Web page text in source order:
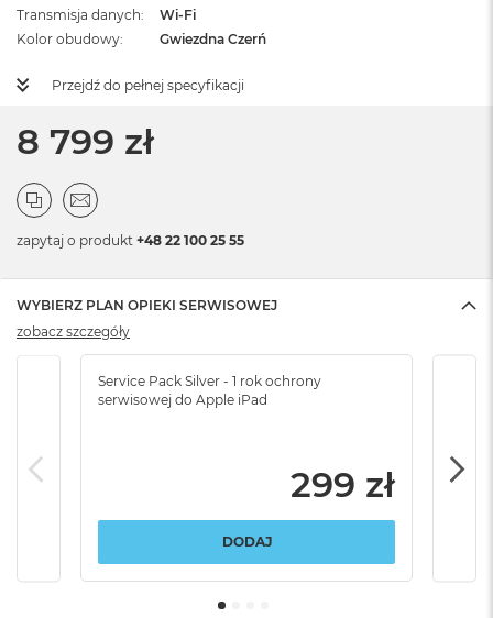
Transmisja danych
Wi-Fi
Kolor obudowy
Gwiezdna Czerń
Przejdź do pełnej specyfikacji
8 799 zł
zapytaj o produkt +48 22 100 25 55
WYBIERZ PLAN OPIEKI SERWISOWEJ
Service Pack Silver - 1 rok ochrony
serwisowej do Apple iPad
299 zł
DODAJ
zobacz szczegóły